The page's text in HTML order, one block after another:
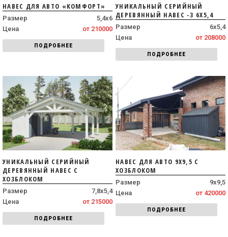
НАВЕС ДЛЯ АВТО «КОМФОРТ»
Размер
5,4х6
Цена
от 210000
ПОДРОБНЕЕ
УНИКАЛЬНЫЙ СЕРИЙНЫЙ
ДЕРЕВЯННЫЙ НАВЕС -3 6Х5,4
Размер
6х5,4
Цена
от 208000
ПОДРОБНЕЕ
УНИКАЛЬНЫЙ СЕРИЙНЫЙ
ДЕРЕВЯННЫЙ НАВЕС С
ХОЗБЛОКОМ
Размер
7,8х5,4
Цена
от 215000
ПОДРОБНЕЕ
НАВЕС ДЛЯ АВТО 9Х9,5 С
ХОЗБЛОКОМ
Размер
9х9,5
Цена
от 420000
ПОДРОБНЕЕ